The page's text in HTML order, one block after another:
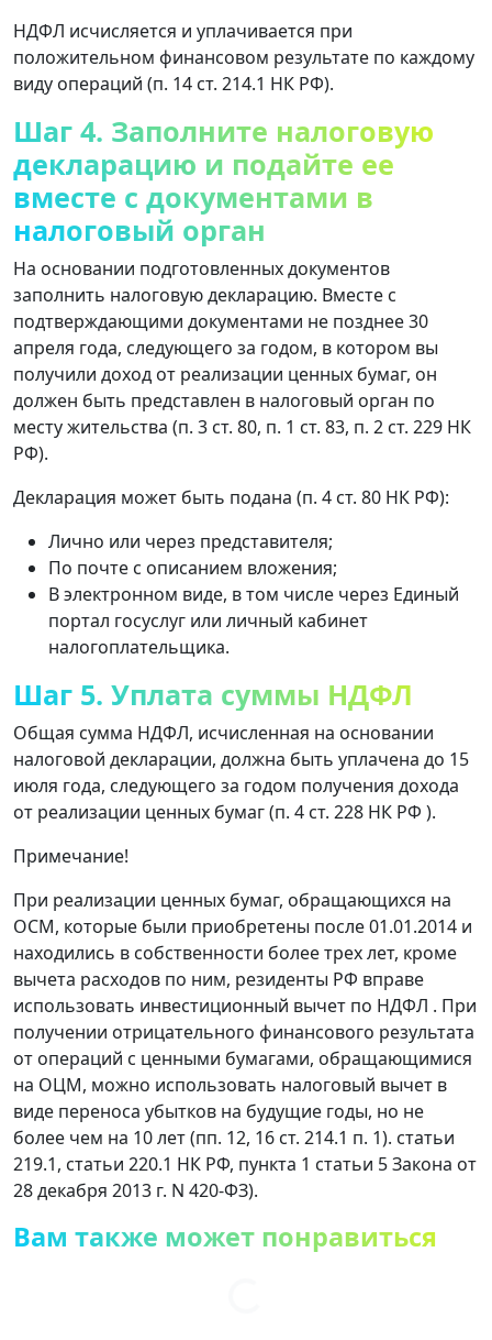
НДФЛ исчисляется и уплачивается при
положительном финансовом результате по каждому
виду операций (п. 14 ст. 214.1 НК РФ).
Шаг 4. Заполните налоговую
декларацию и подайте ее
вместе с документами в
налоговый орган
На основании подготовленных документов
заполнить налоговую декларацию. Вместе с
подтверждающими документами не позднее 30
апреля года, следующего за годом, в котором вы
получили доход от реализации ценных бумаг, он
должен быть представлен в налоговый орган по
месту жительства (п. 3 ст. 80, п. 1 ст. 83, п. 2 ст. 229 НК
РФ).
Декларация может быть подана (п. 4 ст. 80 НК РФ):
Лично или через представителя;
По почте с описанием вложения;
В электронном виде, в том числе через Единый
портал госуслуг или личный кабинет
налогоплательщика.
Шаг 5. Уплата суммы НДФЛ
Общая сумма НДФЛ, исчисленная на основании
налоговой декларации, должна быть уплачена до 15
июля года, следующего за годом получения дохода
от реализации ценных бумаг (п. 4 ст. 228 НК РФ ).
Примечание!
При реализации ценных бумаг, обращающихся на
ОСМ, которые были приобретены после 01.01.2014 и
находились в собственности более трех лет, кроме
вычета расходов по ним, резиденты РФ вправе
использовать инвестиционный вычет по НДФЛ . При
получении отрицательного финансового результата
от операций с ценными бумагами, обращающимися
на ОЦМ, можно использовать налоговый вычет в
виде переноса убытков на будущие годы, но не
более чем на 10 лет (пп. 12, 16 ст. 214.1 п. 1). статьи
219.1, статьи 220.1 НК РФ, пункта 1 статьи 5 Закона от
28 декабря 2013 г. N 420-ФЗ).
Вам также может понравиться